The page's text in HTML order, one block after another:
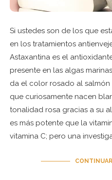
Si ustedes son de los que
en los tratamientos
Astaxantina es el
presente en las algas
da el color rosado al
que curiosamente nacen
tonalidad rosa gracias a su
es más potente que la
vitamina C; pero una